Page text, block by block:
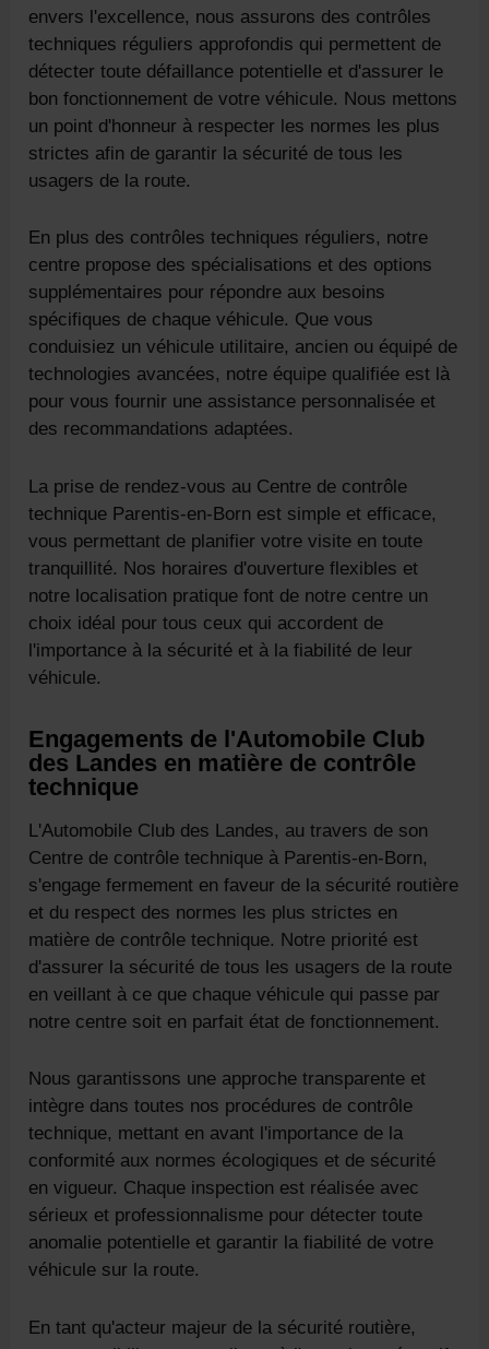
envers l'excellence, nous assurons des contrôles
techniques réguliers approfondis qui permettent de
détecter toute défaillance potentielle et d'assurer le
bon fonctionnement de votre véhicule. Nous mettons
un point d'honneur à respecter les normes les plus
strictes afin de garantir la sécurité de tous les
usagers de la route.
En plus des contrôles techniques réguliers, notre
centre propose des spécialisations et des options
supplémentaires pour répondre aux besoins
spécifiques de chaque véhicule. Que vous
conduisiez un véhicule utilitaire, ancien ou équipé de
technologies avancées, notre équipe qualifiée est là
pour vous fournir une assistance personnalisée et
des recommandations adaptées.
La prise de rendez-vous au Centre de contrôle
technique Parentis-en-Born est simple et efficace,
vous permettant de planifier votre visite en toute
tranquillité. Nos horaires d'ouverture flexibles et
notre localisation pratique font de notre centre un
choix idéal pour tous ceux qui accordent de
l'importance à la sécurité et à la fiabilité de leur
véhicule.
Engagements de l'Automobile Club
des Landes en matière de contrôle
technique
L'Automobile Club des Landes, au travers de son
Centre de contrôle technique à Parentis-en-Born,
s'engage fermement en faveur de la sécurité routière
et du respect des normes les plus strictes en
matière de contrôle technique. Notre priorité est
d'assurer la sécurité de tous les usagers de la route
en veillant à ce que chaque véhicule qui passe par
notre centre soit en parfait état de fonctionnement.
Nous garantissons une approche transparente et
intègre dans toutes nos procédures de contrôle
technique, mettant en avant l'importance de la
conformité aux normes écologiques et de sécurité
en vigueur. Chaque inspection est réalisée avec
sérieux et professionnalisme pour détecter toute
anomalie potentielle et garantir la fiabilité de votre
véhicule sur la route.
En tant qu'acteur majeur de la sécurité routière,